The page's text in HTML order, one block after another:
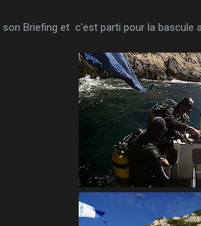
son Briefing et c'est parti pour la bascule